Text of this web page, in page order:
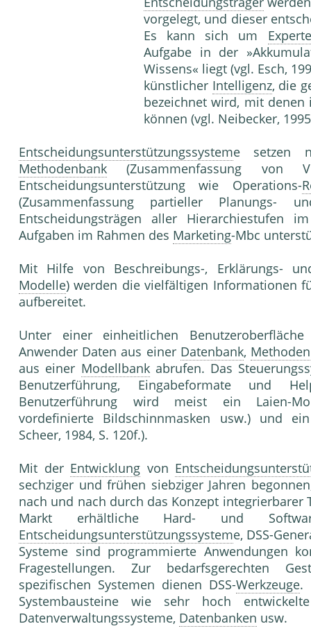
vorgelegt, und dieser
Es kann sich um
Aufgabe in der
Wissens« liegt (vgl. Esch,
künstlicher Intelligenz, die
bezeichnet wird, mit
können (vgl. Neibecker,
Entscheidungsunterstützungssysteme setzen
Methodenbank (Zusammenfassung
Entscheidungsunterstützung wie Operations-
(Zusammenfassung partieller Planungs-
Entscheidungsträgen aller Hierarchiestufen
Aufgaben im Rahmen des Marketing-Mbc
Mit Hilfe von Beschreibungs-, Erklärungs-
Modelle) werden die vielfältigen Informationen
aufbereitet.
Unter einer einheitlichen
Anwender Daten aus einer Datenbank, Methoden
aus einer Modellbankabrufen. Das
Benutzerführung, Eingabeformate und
Benutzerführung wird meist ein Laien-
vordefinierte Bildschinnmasken usw.) und
Scheer, 1984, S. 120f.).
Mit der Entwicklung von
sechziger und frühen siebziger Jahren
nach und nach durch das Konzept integrierbarer
Markt erhältliche Hard- und
Entscheidungsunterstützungssysteme, DSS-
Systeme sind programmierte Anwendungen
Fragestellungen. Zur bedarfsgerechten
spezifischen Systemen dienen DSS-Werkzeuge.
Systembausteine wie sehr hoch
Datenverwaltungssysteme, Datenbanken usw.